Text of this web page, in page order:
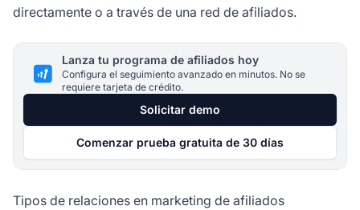
directamente o a través de una red de afiliados.
Lanza tu programa de afiliados hoy
Configura el seguimiento avanzado en minutos. No se
requiere tarjeta de crédito.
Solicitar demo
Comenzar prueba gratuita de 30 días
Tipos de relaciones en marketing de afiliados